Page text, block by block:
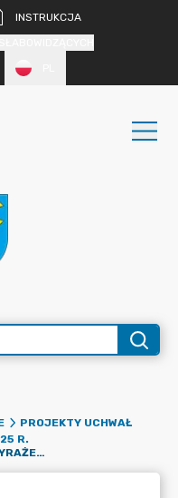
INSTRUKCJA
PROJEKTY UCHWAŁ
R.
PROJEKT UCHWAŁY W SPRAWIE WYRAŻENIA ZGODY NA WYDZIERŻAWIENIE W TRYBIE BEZPRZETARGOWYM CZĘŚCI DZIAŁKI NR 396/1, NA CZAS OZNACZONY DŁUŻSZY NIŻ 3 LATA, NA RZECZ DOTYCHCZASOWEGO DZIERŻAWCY. /POW. 146,2 M2/